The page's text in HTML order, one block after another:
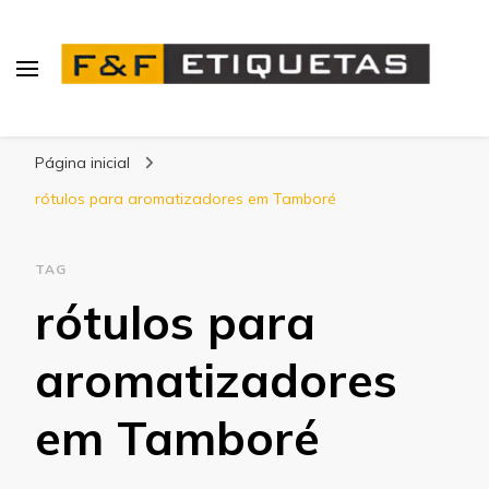
Página inicial
rótulos para aromatizadores em Tamboré
TAG
rótulos para
aromatizadores
em Tamboré